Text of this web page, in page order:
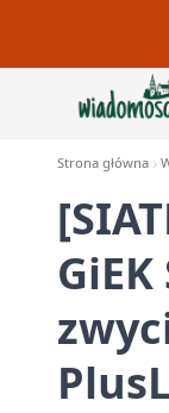
Strona główna